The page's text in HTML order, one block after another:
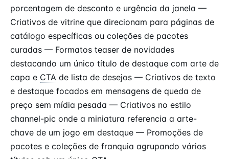
porcentagem de desconto e urgência da janela —
Criativos de vitrine que direcionam para páginas de
catálogo específicas ou coleções de pacotes
curadas — Formatos teaser de novidades
destacando um único título de destaque com arte de
capa e CTA de lista de desejos — Criativos de texto
e destaque focados em mensagens de queda de
preço sem mídia pesada — Criativos no estilo
channel-pic onde a miniatura referencia a arte-
chave de um jogo em destaque — Promoções de
pacotes e coleções de franquia agrupando vários